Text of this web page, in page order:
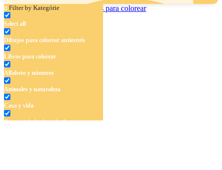
Filter by Kategórie
Select all
Dibujos para colorear antiestrés
Libros para colorear
Alfabeto y números
Animales y naturaleza
Casa y vida
Cuentos de hadas y hadas
Familia Diplodocus